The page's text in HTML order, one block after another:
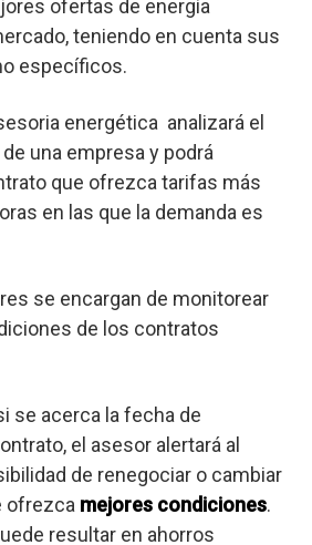
ofertas de energía
teniendo en cuenta sus
específicos.
energética analizará el
una empresa y podrá
que ofrezca tarifas más
en las que la demanda es
se encargan de monitorear
de los contratos
se acerca la fecha de
el asesor alertará al
de renegociar o cambiar
ofrezca mejores condiciones.
resultar en ahorros